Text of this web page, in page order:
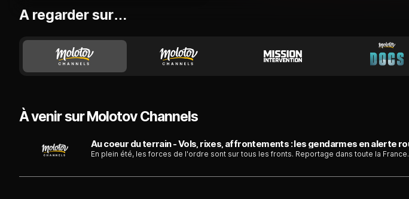
A regarder sur…
À venir sur Molotov Channels
En plein été, les forces de l'ordre sont sur tous les fronts. Reportage dans toute la France.